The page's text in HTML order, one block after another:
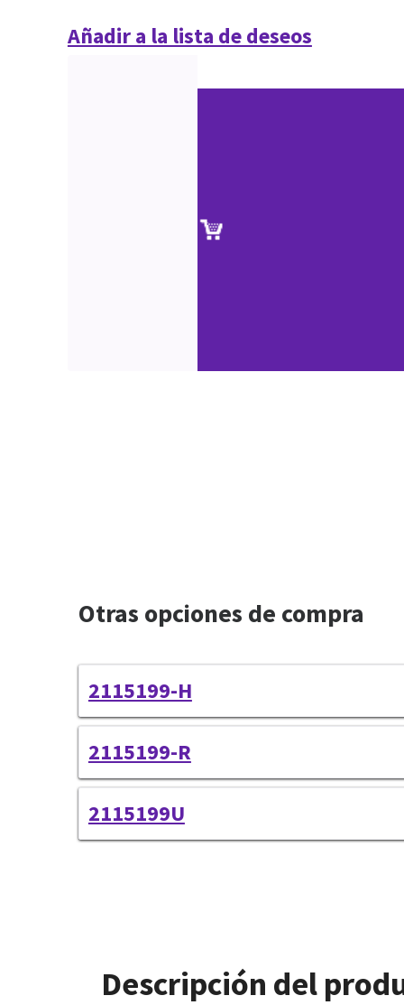
Añadir a la lista de deseos
Otras opciones de compra
2115199-H
2115199-R
2115199U
Descripción del